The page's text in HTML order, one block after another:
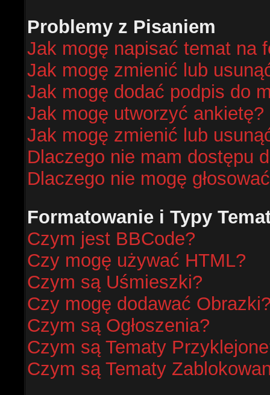
Problemy z Pisaniem
Jak mogę napisać temat na
Jak mogę zmienić lub
Jak mogę dodać podpis do
Jak mogę utworzyć ankietę?
Jak mogę zmienić lub
Dlaczego nie mam dostępu
Dlaczego nie mogę
Formatowanie i Typy
Czym jest BBCode?
Czy mogę używać HTML?
Czym są Uśmieszki?
Czy mogę dodawać
Czym są Ogłoszenia?
Czym są Tematy
Czym są Tematy